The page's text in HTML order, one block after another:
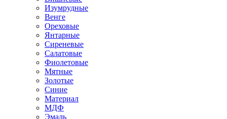
Изумрудные
Венге
Ореховые
Янтарные
Сиреневые
Салатовые
Фиолетовые
Мятные
Золотые
Синие
Материал
МДФ
Эмаль